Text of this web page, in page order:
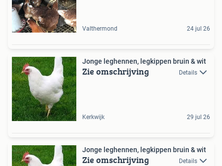
Valthermond 24 jul 26
Jonge leghennen, legkippen bruin & wit
Zie omschrijving Details
Kerkwijk 29 jul 26
Jonge leghennen, legkippen bruin & wit
Zie omschrijving Details